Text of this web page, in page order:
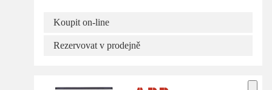
Koupit on-line
Rezervovat v prodejně